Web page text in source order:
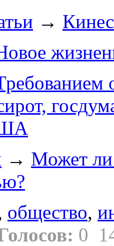
→
→ Может
общество,
0